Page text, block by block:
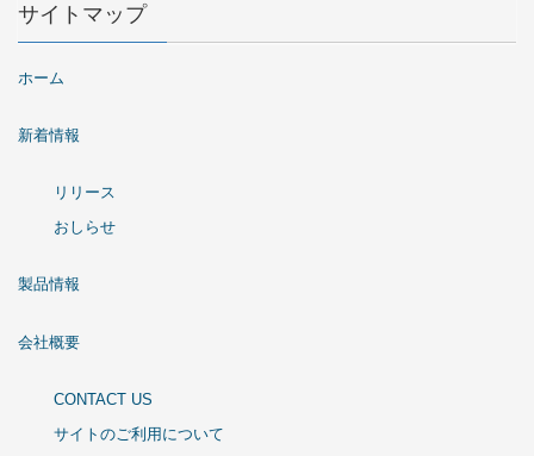
サイトマップ
ホーム
新着情報
リリース
おしらせ
製品情報
会社概要
CONTACT US
サイトのご利用について